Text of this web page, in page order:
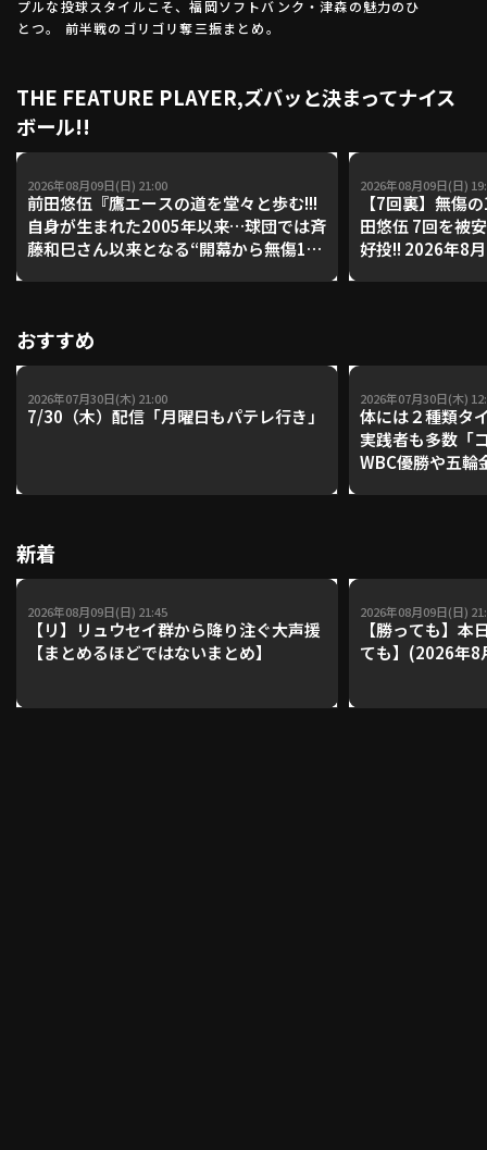
利用規約 プライバシーポリシー
特定商取引法の表示
動画を検索（選手・チーム・プレー内容…）
プルな投球スタイルこそ、福岡ソフトバンク・津森の魅力のひ
とつ。 前半戦のゴリゴリ奪三振まとめ。
THE FEATURE PLAYER,ズバッと決まってナイス
ボール!!
2026年08月09日(日) 21:00
前田悠伍『鷹エースの道を堂々と歩む!!!
自身が生まれた2005年以来…球団では斉
藤和巳さん以来となる“開幕から無傷10
2026年08月09日(日)
【7回裏】無傷
田悠伍 7回を被
好投!! 2026年8
おすすめ
2026年07月30日(木) 21:00
7/30（木）配信「月曜日もパテレ行き」
2026年07月30日(木)
体には２種類タ
実践者も多数「
WBC優勝や五輪
新着
2026年08月09日(日) 21:45
【リ】リュウセイ群から降り注ぐ大声援
【まとめるほどではないまとめ】
2026年08月09日(日)
【勝っても】本
ても】(2026年8